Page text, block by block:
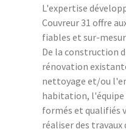
L'expertise
Couvreur 31 offre
fiables et sur-
De la construction
rénovation
nettoyage et/ou
habitation, l'équipe
formés et qualifiés
réaliser des travaux